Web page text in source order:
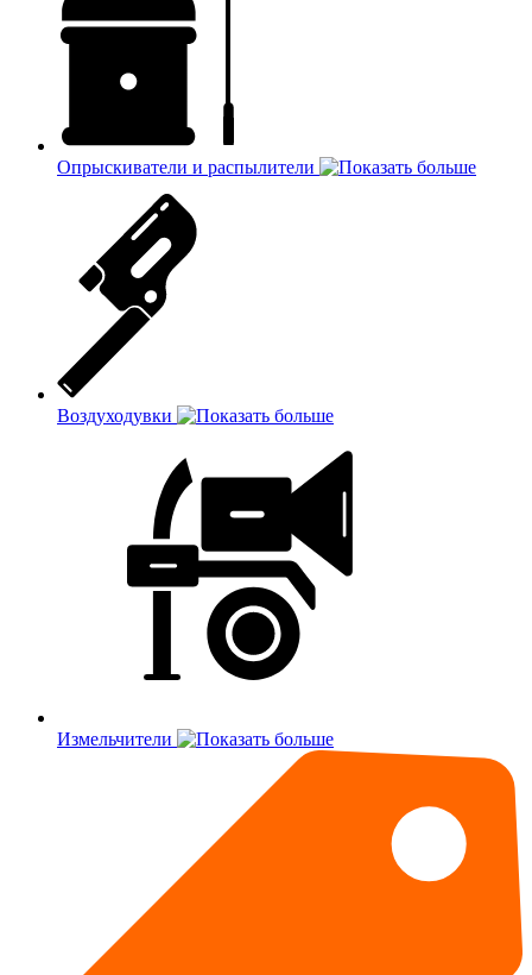
Опрыскиватели и распылители
Воздуходувки
Измельчители